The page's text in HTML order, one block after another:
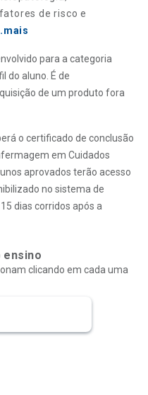
de risco e
para a categoria
do aluno. É de
de um produto fora
o certificado de conclusão
em Cuidados
aprovados terão acesso
no sistema de
dias corridos após a
ensino
clicando em cada uma